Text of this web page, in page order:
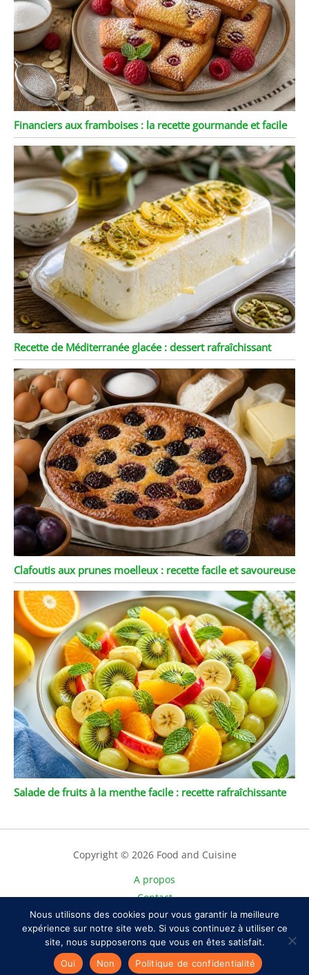
Financiers aux framboises : la recette gourmande et facile
Recette de Méditerranée glacée : dessert rafraîchissant
Clafoutis aux prunes moelleux : recette facile et savoureuse
Salade de fruits à la menthe facile : recette rafraîchissante
Copyright © 2026 Food and Cuisine
A propos
Contact
Plan du site
Mentions légales
Politique de confidentialité
Nous utilisons des cookies pour vous garantir la meilleure
expérience sur notre site web. Si vous continuez à utiliser ce
site, nous supposerons que vous en êtes satisfait.
Oui
Non Politique de confidentialité